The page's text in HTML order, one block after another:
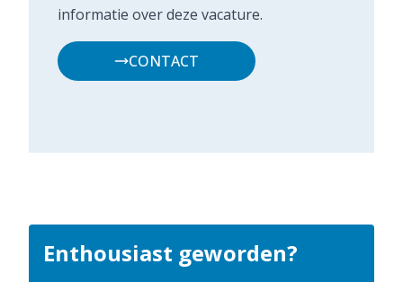
informatie over deze vacature.
CONTACT
Enthousiast geworden?